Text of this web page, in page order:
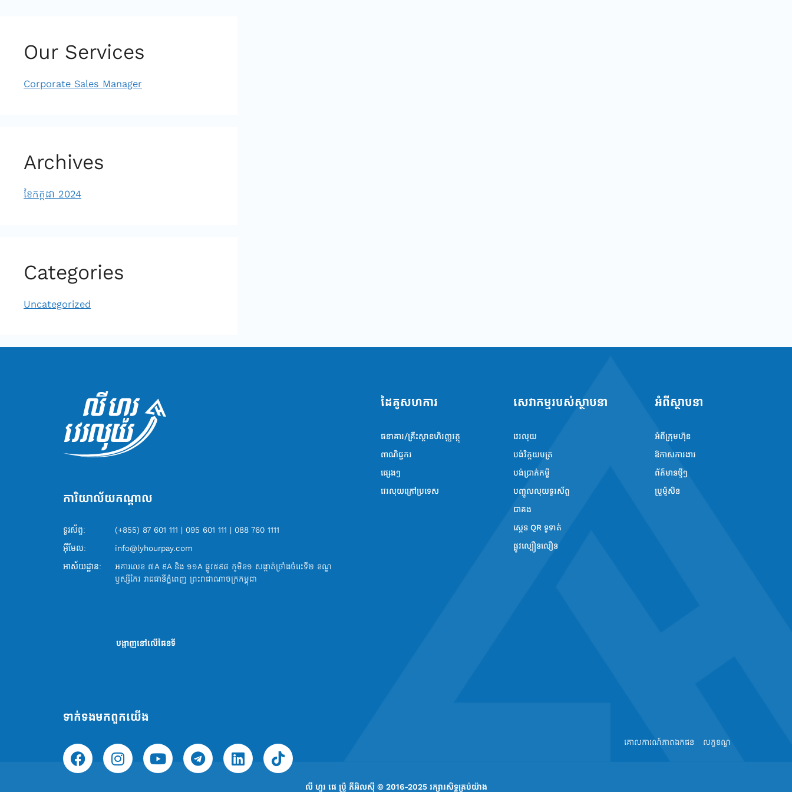
Our Services
Corporate Sales Manager
Archives
ខែ​កក្កដា 2024
Categories
Uncategorized
ការិយាល័យ​ក​ណ្តា​ល
ទូរស័ព្ទ:
អ៊ីមែល:
អាស័យដ្ឋាន:
(+855) 87 601 111 | 095 601 111 | 088 760 1111
info@lyhourpay.com
អគារលេខ ៧A ៩A និង ១១A ផ្លូវ៥៩៨ ភូមិខ១ សង្កាត់ច្រាំងចំរេះទី២ ខណ្ឌ
ឫស្សីកែវ រាជធានីភ្នំពេញ ព្រះរាជាណាចក្រកម្ពុជា
បង្ហាញនៅលើផែនទី
ទាក់ទង​មក​ពួក​យើង
ដៃគូសហការ
ធនាគារ/គ្រឹះស្ថាន​​ហិរញ្ញវត្ថុ
ពាណិជ្ជករ
ផ្សេងៗ
វេរលុយក្រៅប្រទេស
សេវាកម្មរបស់ស្ថាបនា
វេរលុយ
បង់វិក្កយបត្រ
បង់ប្រាក់កម្ចី
បញ្ចូលលុយទូរស័ព្ទ
បាគង
ស្កេន QR ទូទាត់
ផ្លូវល្បឿនលឿន
អំពីស្ថាបនា
អំពីក្រុមហ៊ុន
ឱកាសការងារ
ព័ត៌មានថ្មីៗ
ប្រូម៉ូសិន
គោលការណ៍​ភាព​ឯកជន លក្ខខណ្ឌ
លី ហួរ ផេ ប្រ៉ូ ភីអិលស៊ី © 2016-2025 រក្សា​រ​សិទ្ធ​គ្រប់យ៉ាង